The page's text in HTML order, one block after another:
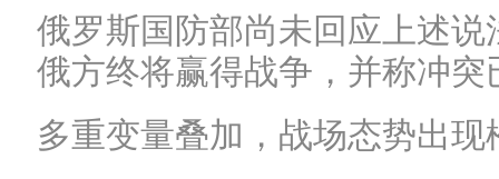
俄罗斯国防部尚未回应上述
俄方终将赢得战争，并称冲
多重变量叠加，战场态势出现